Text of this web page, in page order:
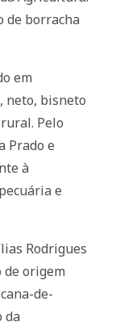
de borracha
em
neto, bisneto
Pelo
Prado e
à
e
Rodrigues
de origem
de-
da